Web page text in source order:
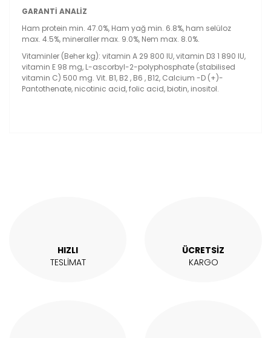
GARANTİ ANALİZ
Ham protein min. 47.0%, Ham yağ min. 6.8%, ham selüloz
max. 4.5%, mineraller max. 9.0%, Nem max. 8.0%.
Vitaminler (Beher kg): vitamin A 29 800 IU, vitamin D3 1 890 IU,
vitamin E 98 mg, L-ascorbyl-2-polyphosphate (stabilised
vitamin C) 500 mg. Vit. B1, B2 , B6 , B12, Calcium -D (+)-
Pantothenate, nicotinic acid, folic acid, biotin, inositol.
Bu ürüne benzer farklı alternatifler olmalı.
HIZLI
TESLİMAT
ÜCRETSİZ
KARGO